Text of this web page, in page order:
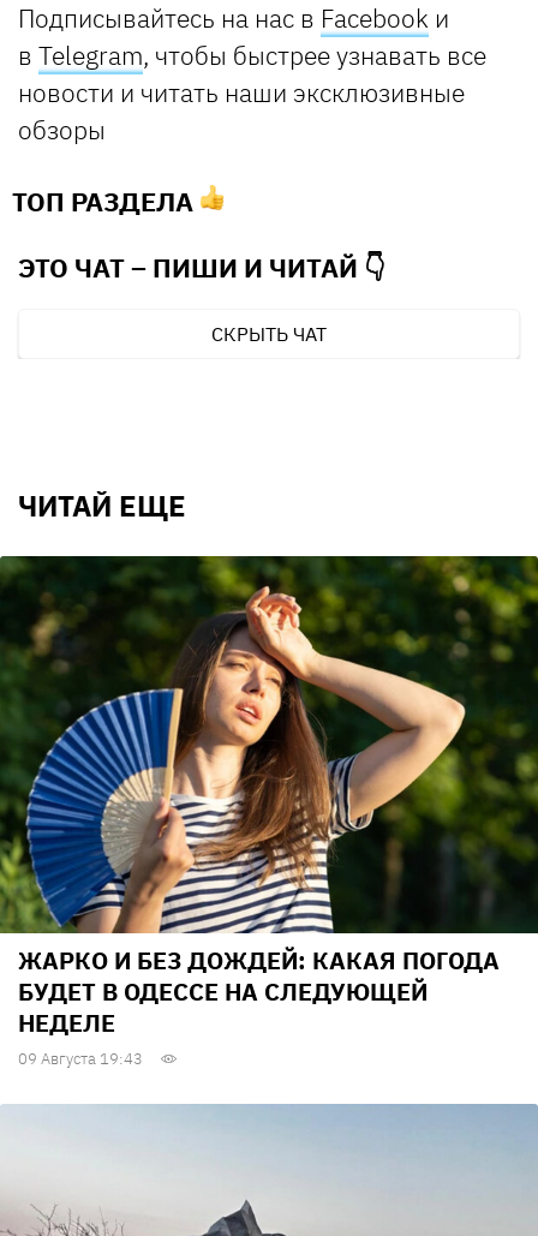
Подписывайтесь на нас в Facebook и
в Telegram, чтобы быстрее узнавать все
новости и читать наши эксклюзивные
обзоры
ТОП РАЗДЕЛА
ЭТО ЧАТ – ПИШИ И ЧИТАЙ 👇
СКРЫТЬ ЧАТ
ЧИТАЙ ЕЩЕ
ЖАРКО И БЕЗ ДОЖДЕЙ: КАКАЯ ПОГОДА
БУДЕТ В ОДЕССЕ НА СЛЕДУЮЩЕЙ
НЕДЕЛЕ
09 Августа 19:43